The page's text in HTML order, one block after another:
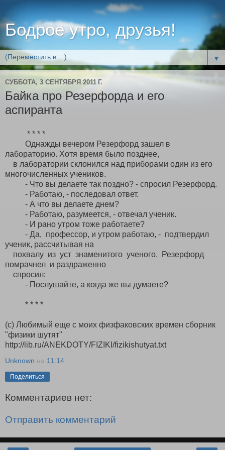
Бодрое утро, друзья!
▼
СУББОТА, 3 СЕНТЯБРЯ 2011 Г.
Байка про Резерфорда и его
аспиранта
* * * *
Однажды вечером Резерфорд зашел в
лабораторию. Хотя время было позднее,
в лаборатории склонился над приборами один из его
многочисленных учеников.
- Что вы делаете так поздно? - спросил Резерфорд.
- Работаю, - последовал ответ.
- А что вы делаете днем?
- Работаю, разумеется, - отвечал ученик.
- И рано утром тоже работаете?
- Да, профессор, и утром работаю, - подтвердил
ученик, рассчитывая на
похвалу из уст знаменитого ученого. Резерфорд
помрачнел и раздраженно
спросил:
- Послушайте, а когда же вы думаете?
* * * *
(с) Любимый еще с моих физфаковских времен сборник
"физики шутят"
http://lib.ru/ANEKDOTY/FIZIKI/fizikishutyat.txt
Unknown на 11:14
Поделиться
Комментариев нет:
Отправить комментарий